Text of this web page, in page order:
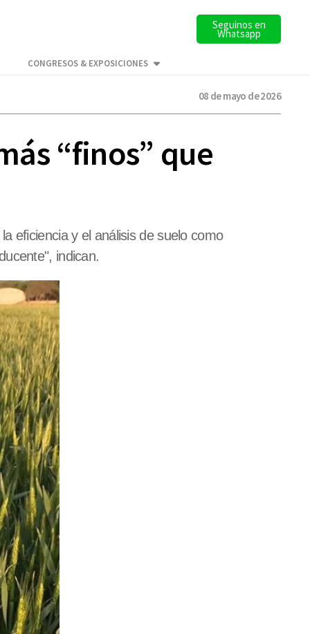
Seguinos en
Whatsapp
CONGRESOS & EXPOSICIONES
08 de mayo de 2026
“finos” que
eficiencia y el análisis de suelo como
indican.